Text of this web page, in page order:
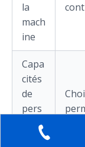
la
mach
ine
Capa
cités
de
pers
onna
lisati